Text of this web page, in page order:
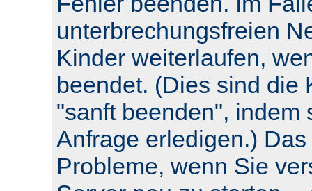
unterbrechungsfreien
Kinder weiterlaufen,
beendet. (Dies sind die
"sanft beenden", indem
Anfrage erledigen.)
Probleme, wenn Sie